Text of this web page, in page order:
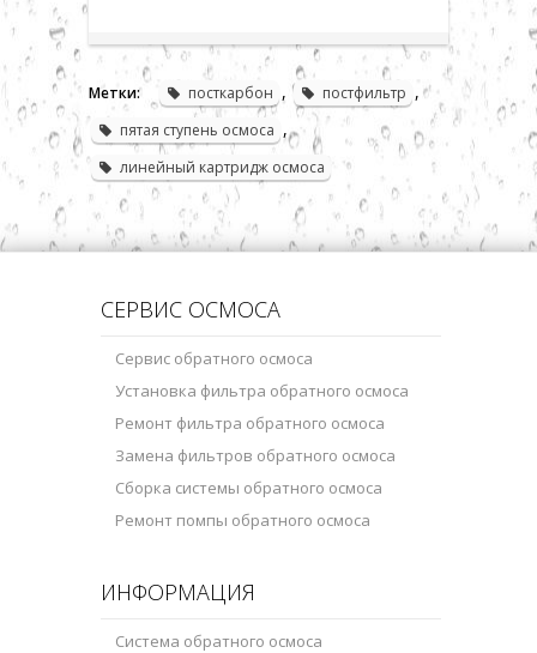
Метки: посткарбон , постфильтр ,
пятая ступень осмоса ,
линейный картридж осмоса
СЕРВИС ОСМОСА
Сервис обратного осмоса
Установка фильтра обратного осмоса
Ремонт фильтра обратного осмоса
Замена фильтров обратного осмоса
Сборка системы обратного осмоса
Ремонт помпы обратного осмоса
ИНФОРМАЦИЯ
Система обратного осмоса